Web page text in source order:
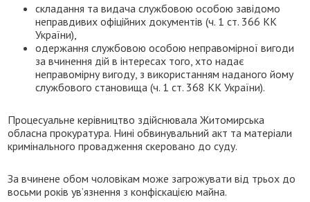
складання та видача службовою особою завідомо
неправдивих офіційних документів (ч. 1 ст. 366 КК
України),
одержання службовою особою неправомірної вигоди
за вчинення дій в інтересах того, хто надає
неправомірну вигоду, з використанням наданого йому
службового становища (ч. 1 ст. 368 КК України).
Процесуальне керівництво здійснювала Житомирська
обласна прокуратура. Нині обвинувальний акт та матеріали
кримінального провадження скеровано до суду.
За вчинене обом чоловікам може загрожувати від трьох до
восьми років ув’язнення з конфіскацією майна.